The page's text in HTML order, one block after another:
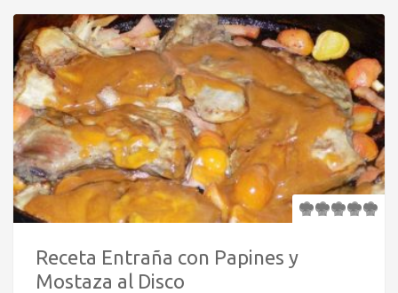
Receta Entraña con Papines y
Mostaza al Disco